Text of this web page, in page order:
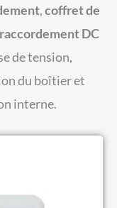
,coffret de
DC
de tension,
du boîtier et
interne.